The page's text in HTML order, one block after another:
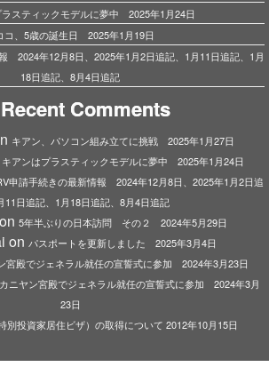
ラスティックモデルに夢中 2025年1月24日
コ、5歳の誕生日 2025年1月19日
2024年12月8日、2025年1月2日追記、1月11日追記、1月
18日追記、8月4日追記
Recent Comments
キアン、パソコン組み立てに挑戦 2025年1月27日
キアンはプラスティックモデルに夢中 2025年1月24日
申請手続きの最新情報 2024年12月8日、2025年1月2日追
11日追記、1月18日追記、8月4日追記
on 5年半ぶりの日本訪問 その２ 2024年5月29日
on パスポートを更新しました 2025年3月4日
宮殿でジェネラル就任の宣誓式に参加 2024年3月23日
ニヤン宮殿でジェネラル就任の宣誓式に参加 2024年3月
23日
別投資家居住ビザ）の取得について 2012年10月15日